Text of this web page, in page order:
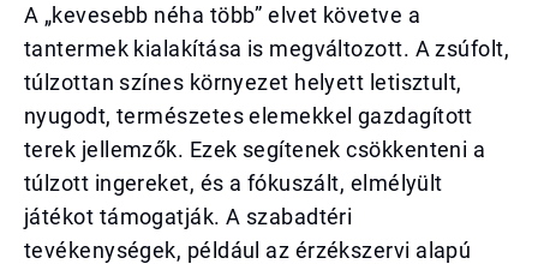
A „kevesebb néha több” elvet követve a
tantermek kialakítása is megváltozott. A zsúfolt,
túlzottan színes környezet helyett letisztult,
nyugodt, természetes elemekkel gazdagított
terek jellemzők. Ezek segítenek csökkenteni a
túlzott ingereket, és a fókuszált, elmélyült
játékot támogatják. A szabadtéri
tevékenységek, például az érzékszervi alapú